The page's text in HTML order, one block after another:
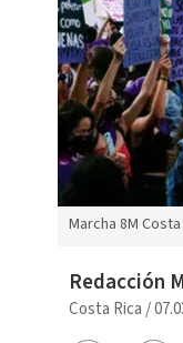
Marcha 8M
Redacción
Costa Rica /